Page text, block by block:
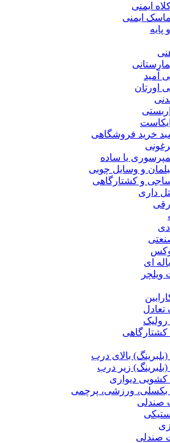
ایمنی
ماسک ایمنی
آمید
اورتان
خرید فروشگاهی
یا ساده
و وسایل چوبی
و کشتارگاهی
داری
ای
تعادل
کشتارگاهی
بالای درب
زیر درب
کشویی دیواری
بکسلی، ورزشی، پرچمی
صندلی
صندلی